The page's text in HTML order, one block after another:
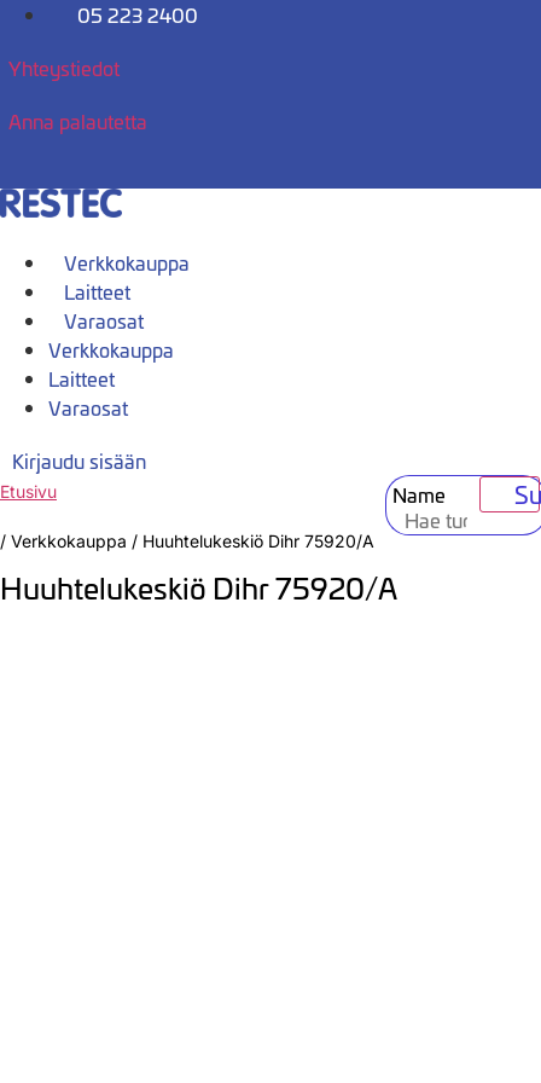
Mene
05 223 2400
Yhteystiedot
Anna palautetta
Verkkokauppa
Laitteet
Varaosat
Verkkokauppa
Laitteet
Varaosat
Kirjaudu sisään
Name
Etusivu
/ Verkkokauppa / Huuhtelukeskiö Dihr 75920/A
Huuhtelukeskiö Dihr 75920/A